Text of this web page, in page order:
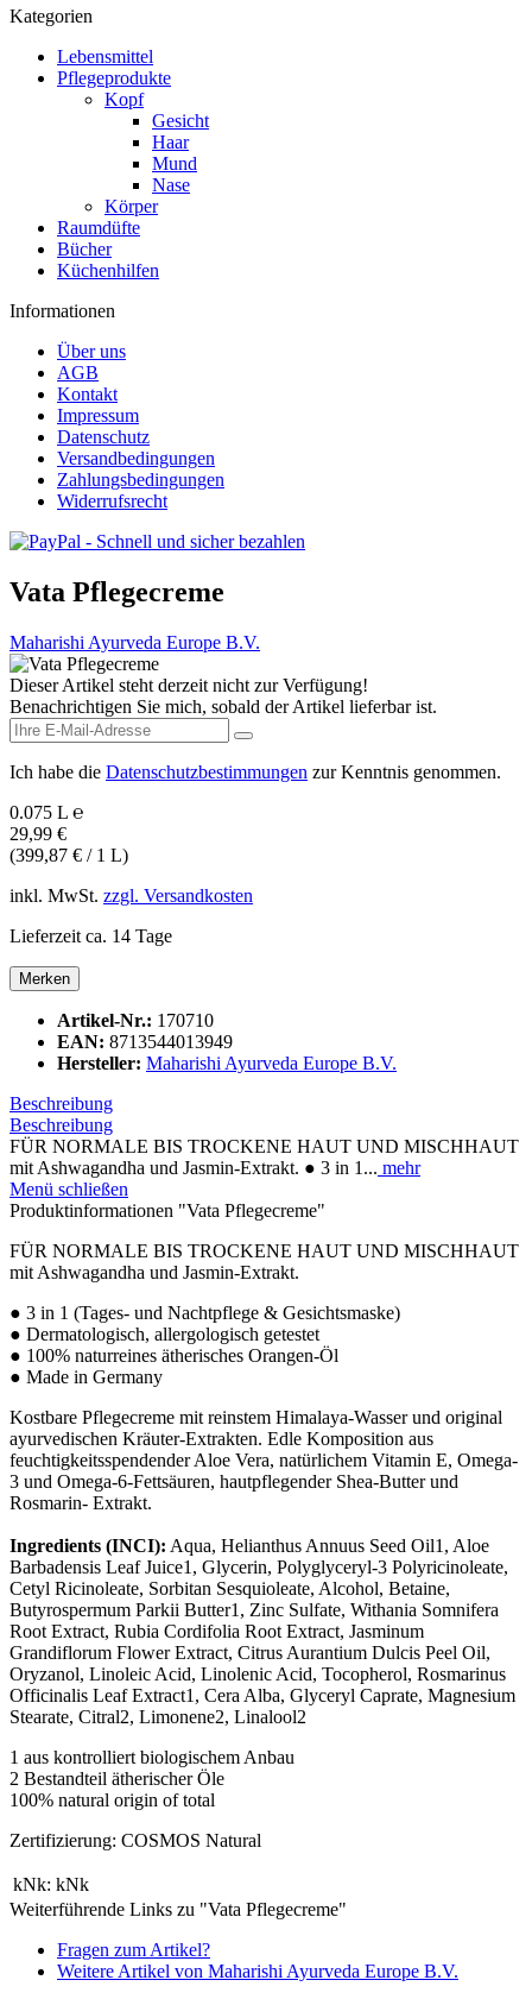
Kategorien
Lebensmittel
Pflegeprodukte
Kopf
Gesicht
Haar
Mund
Nase
Körper
Raumdüfte
Bücher
Küchenhilfen
Informationen
Über uns
AGB
Kontakt
Impressum
Datenschutz
Versandbedingungen
Zahlungsbedingungen
Widerrufsrecht
Vata Pflegecreme
Maharishi Ayurveda Europe B.V.
Dieser Artikel steht derzeit nicht zur Verfügung!
Benachrichtigen Sie mich, sobald der Artikel lieferbar ist.
Ich habe die Datenschutzbestimmungen zur Kenntnis genommen.
0.075 L ℮
29,99 €
(399,87 € / 1 L)
inkl. MwSt. zzgl. Versandkosten
Lieferzeit ca. 14 Tage
Merken
Artikel-Nr.: 170710
EAN: 8713544013949
Hersteller: Maharishi Ayurveda Europe B.V.
Beschreibung
Beschreibung
FÜR NORMALE BIS TROCKENE HAUT UND MISCHHAUT
mit Ashwagandha und Jasmin-Extrakt. ● 3 in 1... mehr
Menü schließen
Produktinformationen "Vata Pflegecreme"
FÜR NORMALE BIS TROCKENE HAUT UND MISCHHAUT
mit Ashwagandha und Jasmin-Extrakt.
● 3 in 1 (Tages- und Nachtpflege & Gesichtsmaske)
● Dermatologisch, allergologisch getestet
● 100% naturreines ätherisches Orangen-Öl
● Made in Germany
Kostbare Pflegecreme mit reinstem Himalaya-Wasser und original
ayurvedischen Kräuter-Extrakten. Edle Komposition aus
feuchtigkeitsspendender Aloe Vera, natürlichem Vitamin E, Omega-
3 und Omega-6-Fettsäuren, hautpflegender Shea-Butter und
Rosmarin- Extrakt.
Ingredients (INCI): Aqua, Helianthus Annuus Seed Oil1, Aloe
Barbadensis Leaf Juice1, Glycerin, Polyglyceryl-3 Polyricinoleate,
Cetyl Ricinoleate, Sorbitan Sesquioleate, Alcohol, Betaine,
Butyrospermum Parkii Butter1, Zinc Sulfate, Withania Somnifera
Root Extract, Rubia Cordifolia Root Extract, Jasminum
Grandiflorum Flower Extract, Citrus Aurantium Dulcis Peel Oil,
Oryzanol, Linoleic Acid, Linolenic Acid, Tocopherol, Rosmarinus
Officinalis Leaf Extract1, Cera Alba, Glyceryl Caprate, Magnesium
Stearate, Citral2, Limonene2, Linalool2
1 aus kontrolliert biologischem Anbau
2 Bestandteil ätherischer Öle
100% natural origin of total
Zertifizierung: COSMOS Natural
kNk: kNk
Weiterführende Links zu "Vata Pflegecreme"
Fragen zum Artikel?
Weitere Artikel von Maharishi Ayurveda Europe B.V.